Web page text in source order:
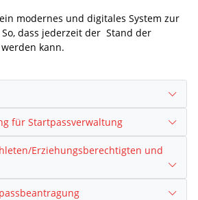
modernes und digitales System zur
dass jederzeit der Stand der
kann.
für Startpassverwaltung
Erziehungsberechtigten und